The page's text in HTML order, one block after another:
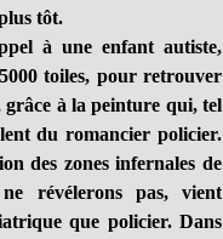
tôt.
à une enfant autiste,
toiles, pour retrouver
grâce à la peinture qui, tel
du romancier policier.
des zones infernales de
révélerons pas, vient
que policier. Dans